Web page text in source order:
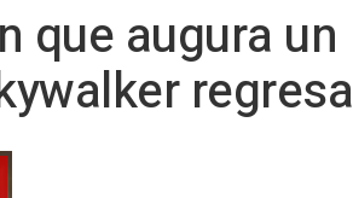
que augura un
regresa